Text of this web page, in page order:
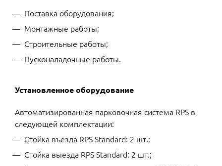
Поставка оборудования;
Монтажные работы;
Строительные работы;
Пусконаладочные работы.
Установленное оборудование
Автоматизированная парковочная система RPS в
следующей комплектации:
Стойка въезда RPS Standard: 2 шт.;
Стойка выезда RPS Standard: 2 шт.;